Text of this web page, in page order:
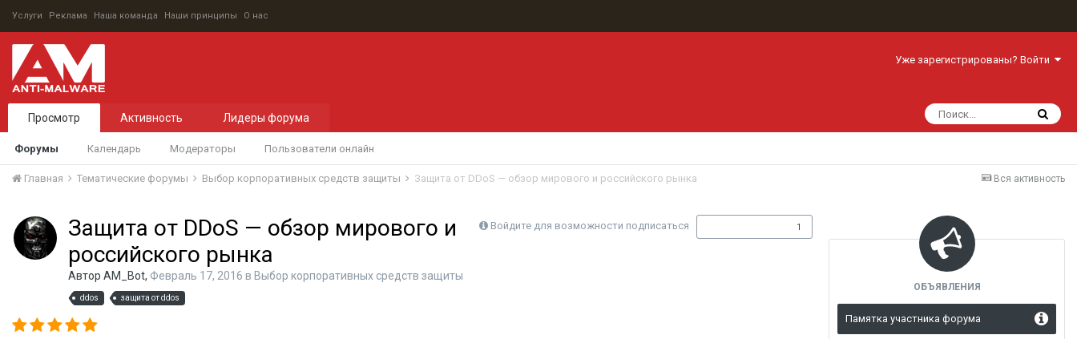
Услуги Реклама Наша команда Наши принципы О нас
Уже зарегистрированы? Войти
Просмотр
Форумы Календарь Модераторы Пользователи онлайн
Активность Лидеры форума
Вся активность
Главная Тематические форумы Выбор корпоративных средств защиты Защита от DDoS — обзор мирового и российского рынка
Войдите для возможности подписаться 1
Защита от DDoS — обзор мирового и
российского рынка
Автор AM_Bot, Февраль 17, 2016 в Выбор корпоративных средств защиты
ddos защита от ddos
ОБЪЯВЛЕНИЯ
Памятка участника форума